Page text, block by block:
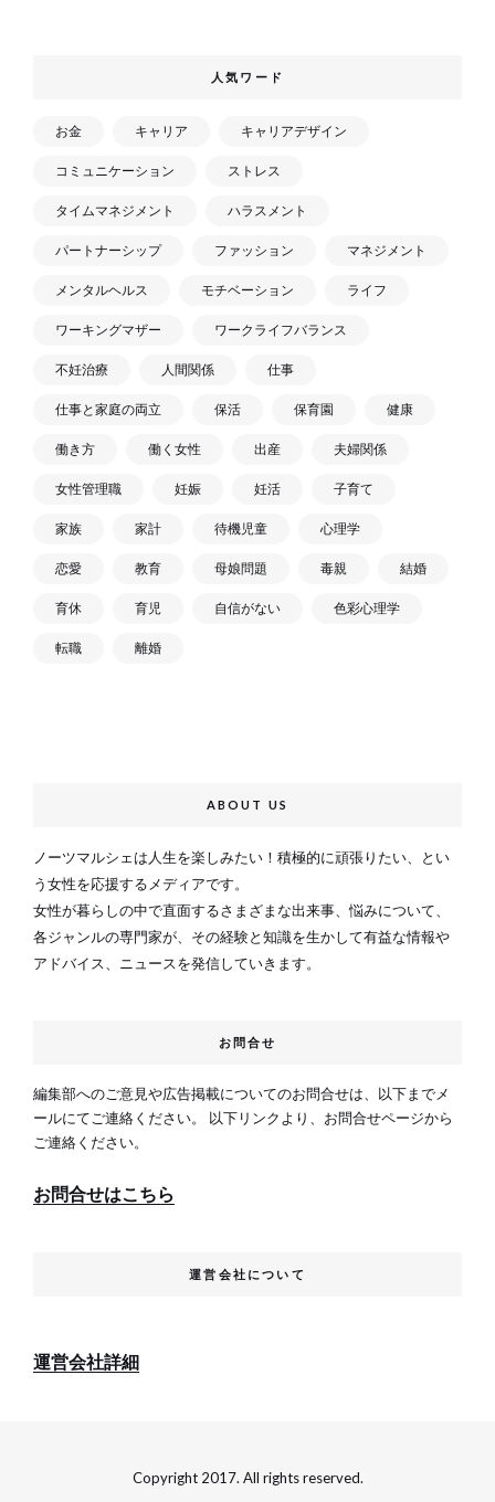
人気ワード
お金 キャリア キャリアデザイン
コミュニケーション ストレス
タイムマネジメント ハラスメント
パートナーシップ ファッション マネジメント
メンタルヘルス モチベーション ライフ
ワーキングマザー ワークライフバランス
不妊治療 人間関係 仕事
仕事と家庭の両立 保活 保育園 健康
働き方 働く女性 出産 夫婦関係
女性管理職 妊娠 妊活 子育て
家族 家計 待機児童 心理学
恋愛 教育 母娘問題 毒親 結婚
育休 育児 自信がない 色彩心理学
転職 離婚
ABOUT US
ノーツマルシェは人生を楽しみたい！積極的に頑張りたい、とい
う女性を応援するメディアです。
女性が暮らしの中で直面するさまざまな出来事、悩みについて、
各ジャンルの専門家が、その経験と知識を生かして有益な情報や
アドバイス、ニュースを発信していきます。
お問合せ
編集部へのご意見や広告掲載についてのお問合せは、以下までメ
ールにてご連絡ください。 以下リンクより、お問合せページから
ご連絡ください。
お問合せはこちら
運営会社について
運営会社詳細
Copyright 2017. All rights reserved.